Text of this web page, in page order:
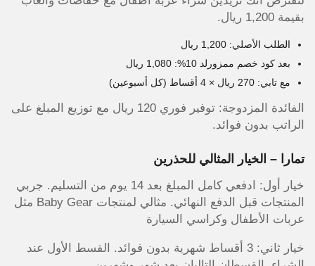
بقيمة 1,200 ريال.
الطلب الأصلي: 1,200 ريال
بعد كود خصم ممزورلد 10%: 1,080 ريال
مع تابي: 270 ريال × 4 أقساط (كل أسبوعين)
الفائدة المزدوجة: توفير فوري 120 ريال مع توزيع المبلغ على
الراتب بدون فوائد.
تمارا – الخيار المثالي للحذرين
خيار أول: ادفعي كامل المبلغ بعد 14 يوم من التسليم. جربي
المنتجات قبل الدفع النهائي. مثالي لمنتجات Baby Gear مثل
عربات الأطفال وكراسي السيارة
خيار ثاني: 3 أقساط شهرية بدون فوائد. القسط الأول عند